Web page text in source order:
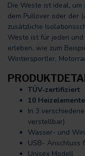
Die Weste ist ideal,
dem Pullover oder der
zusätzliche
Weste ist für jeden
erleben, wie zum
Wintersportler,
TÜV-zertifiziert
10
In 3
verstellbar)
Wasser- und
USB- Anschluss
Unisex Modell